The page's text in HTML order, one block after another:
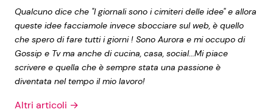
Qualcuno dice che "I giornali sono i cimiteri delle idee" e allora
queste idee facciamole invece sbocciare sul web, è quello
che spero di fare tutti i giorni ! Sono Aurora e mi occupo di
Gossip e Tv ma anche di cucina, casa, social...Mi piace
scrivere e quella che è sempre stata una passione è
diventata nel tempo il mio lavoro!
Altri articoli →